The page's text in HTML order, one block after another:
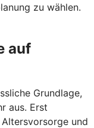
zu wählen.
auf
Grundlage,
aus. Erst
und